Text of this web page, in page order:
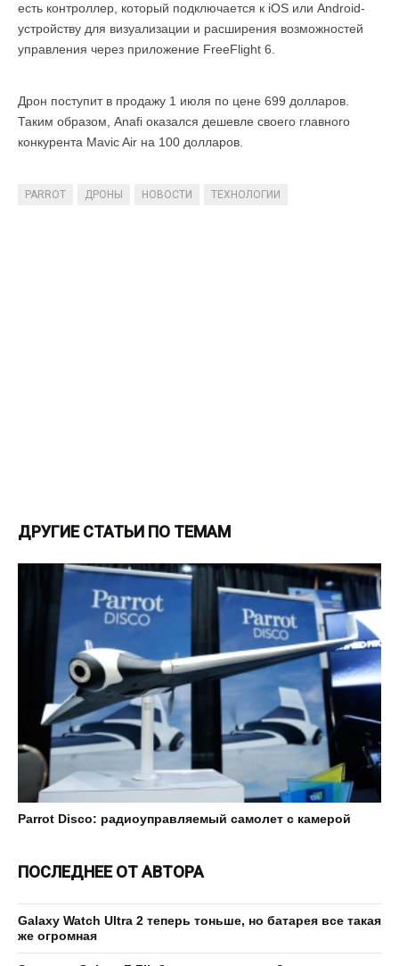
есть контроллер, который подключается к iOS или Android-
устройству для визуализации и расширения возможностей
управления через приложение FreeFlight 6.
Дрон поступит в продажу 1 июля по цене 699 долларов.
Таким образом, Anafi оказался дешевле своего главного
конкурента Mavic Air на 100 долларов.
PARROT ДРОНЫ НОВОСТИ ТЕХНОЛОГИИ
ДРУГИЕ СТАТЬИ ПО ТЕМАМ
Parrot Disco: радиоуправляемый самолет с камерой
ПОСЛЕДНЕЕ ОТ АВТОРА
Galaxy Watch Ultra 2 теперь тоньше, но батарея все такая
же огромная